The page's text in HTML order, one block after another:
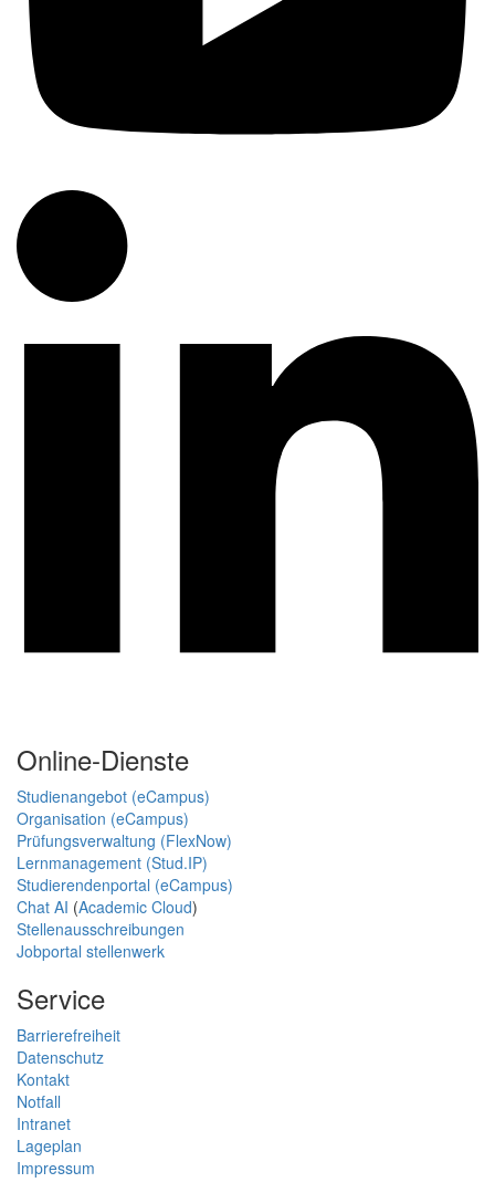
Online-Dienste
Studienangebot (eCampus)
Organisation (eCampus)
Prüfungsverwaltung (FlexNow)
Lernmanagement (Stud.IP)
Studierendenportal (eCampus)
Chat AI (Academic Cloud)
Stellenausschreibungen
Jobportal stellenwerk
Service
Barrierefreiheit
Datenschutz
Kontakt
Notfall
Intranet
Lageplan
Impressum